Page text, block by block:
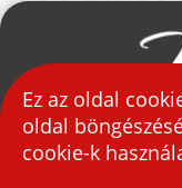
2026 ©
Ez az oldal
oldal
cookie-k